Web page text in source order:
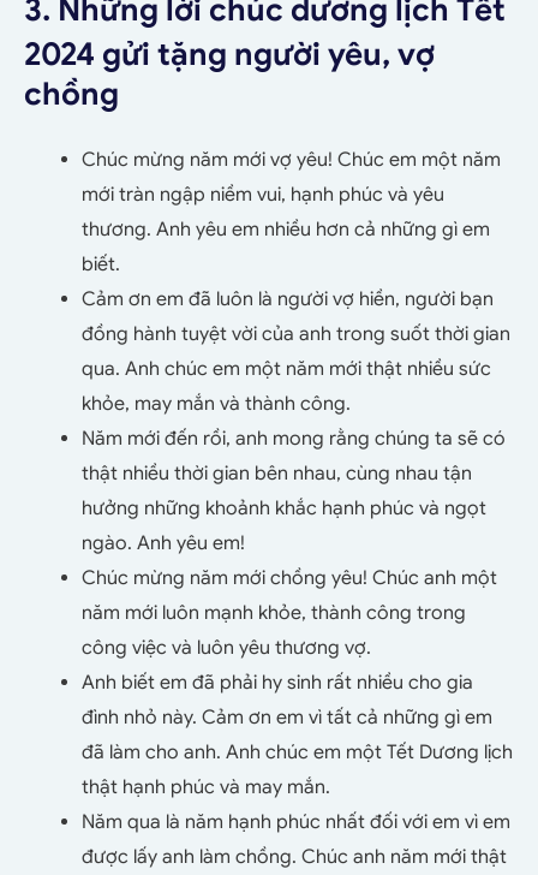
3. Những lời chúc dương lịch Tết
2024 gửi tặng người yêu, vợ
chồng
Chúc mừng năm mới vợ yêu! Chúc em một năm
mới tràn ngập niềm vui, hạnh phúc và yêu
thương. Anh yêu em nhiều hơn cả những gì em
biết.
Cảm ơn em đã luôn là người vợ hiền, người bạn
đồng hành tuyệt vời của anh trong suốt thời gian
qua. Anh chúc em một năm mới thật nhiều sức
khỏe, may mắn và thành công.
Năm mới đến rồi, anh mong rằng chúng ta sẽ có
thật nhiều thời gian bên nhau, cùng nhau tận
hưởng những khoảnh khắc hạnh phúc và ngọt
ngào. Anh yêu em!
Chúc mừng năm mới chồng yêu! Chúc anh một
năm mới luôn mạnh khỏe, thành công trong
công việc và luôn yêu thương vợ.
Anh biết em đã phải hy sinh rất nhiều cho gia
đình nhỏ này. Cảm ơn em vì tất cả những gì em
đã làm cho anh. Anh chúc em một Tết Dương lịch
thật hạnh phúc và may mắn.
Năm qua là năm hạnh phúc nhất đối với em vì em
được lấy anh làm chồng. Chúc anh năm mới thật